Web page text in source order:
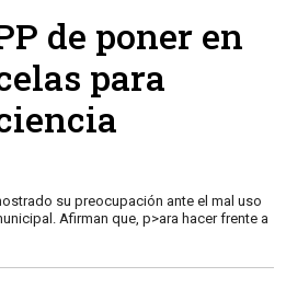
de poner en
para
su preocupación ante el mal uso
Afirman que, p>ara hacer frente a